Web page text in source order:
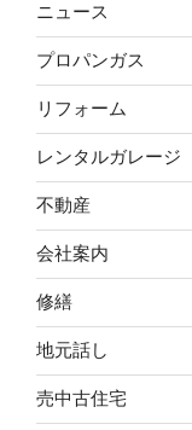
ニュース
プロパンガス
リフォーム
レンタルガレージ
不動産
会社案内
修繕
地元話し
売中古住宅